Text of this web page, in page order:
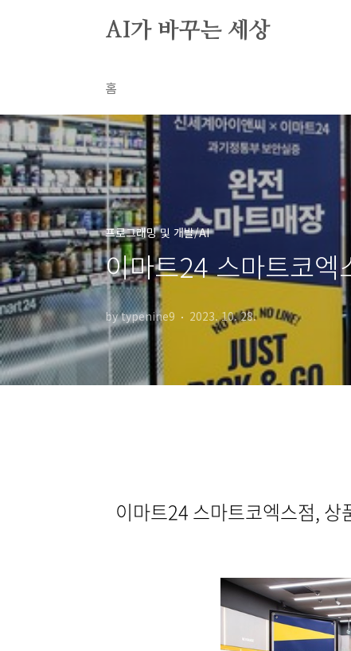
AI가 바꾸는 세상
홈
프로그래밍 및 개발/AI
이마트24 스마트코
by typenine9 2023. 10. 28.
이마트24 스마트코엑스점, 상